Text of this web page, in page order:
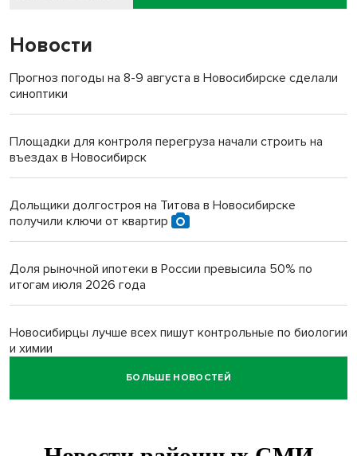
Новости
Прогноз погоды на 8-9 августа в Новосибирске сделали
синоптики
Площадки для контроля перегруза начали строить на
въездах в Новосибирск
Дольщики долгостроя на Титова в Новосибирске
получили ключи от квартир
Доля рыночной ипотеки в России превысила 50% по
итогам июля 2026 года
Новосибирцы лучше всех пишут контрольные по биологии
и химии
БОЛЬШЕ НОВОСТЕЙ